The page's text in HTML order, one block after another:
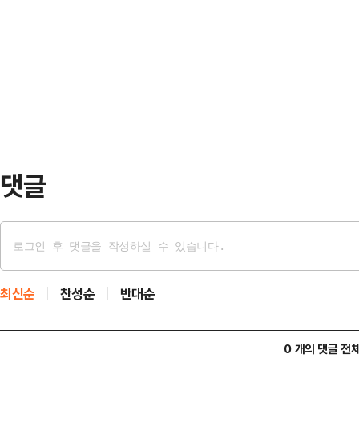
댓글
최신순 찬성순 반대순
0 개의 댓글 전